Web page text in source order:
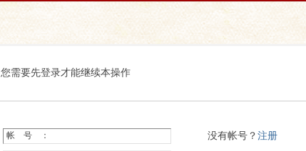
您需要先登录才能继续本操作
帐 号 ： 没有帐号？注册